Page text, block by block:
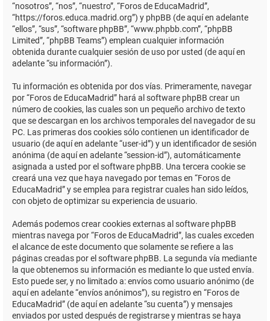
“nosotros”, “nos”, “nuestro”, “Foros de EducaMadrid”,
“https://foros.educa.madrid.org”) y phpBB (de aquí en adelante
“ellos”, “sus”, “software phpBB”, “www.phpbb.com”, “phpBB
Limited”, “phpBB Teams”) emplean cualquier información
obtenida durante cualquier sesión de uso por usted (de aquí en
adelante “su información”).
Tu información es obtenida por dos vías. Primeramente, navegar
por “Foros de EducaMadrid” hará al software phpBB crear un
número de cookies, las cuales son un pequeño archivo de texto
que se descargan en los archivos temporales del navegador de su
PC. Las primeras dos cookies sólo contienen un identificador de
usuario (de aquí en adelante “user-id”) y un identificador de sesión
anónima (de aquí en adelante “session-id”), automáticamente
asignada a usted por el software phpBB. Una tercera cookie se
creará una vez que haya navegado por temas en “Foros de
EducaMadrid” y se emplea para registrar cuales han sido leídos,
con objeto de optimizar su experiencia de usuario.
Además podemos crear cookies externas al software phpBB
mientras navega por “Foros de EducaMadrid”, las cuales exceden
el alcance de este documento que solamente se refiere a las
páginas creadas por el software phpBB. La segunda vía mediante
la que obtenemos su información es mediante lo que usted envía.
Esto puede ser, y no limitado a: envíos como usuario anónimo (de
aquí en adelante “envíos anónimos”), su registro en “Foros de
EducaMadrid” (de aquí en adelante “su cuenta”) y mensajes
enviados por usted después de registrarse y mientras se haya